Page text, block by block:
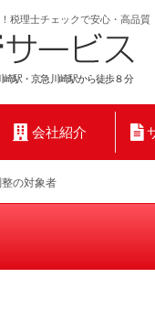
税理士チェックで安心・高品質
駅・京急川崎駅から徒歩８分
会社紹介
の対象者